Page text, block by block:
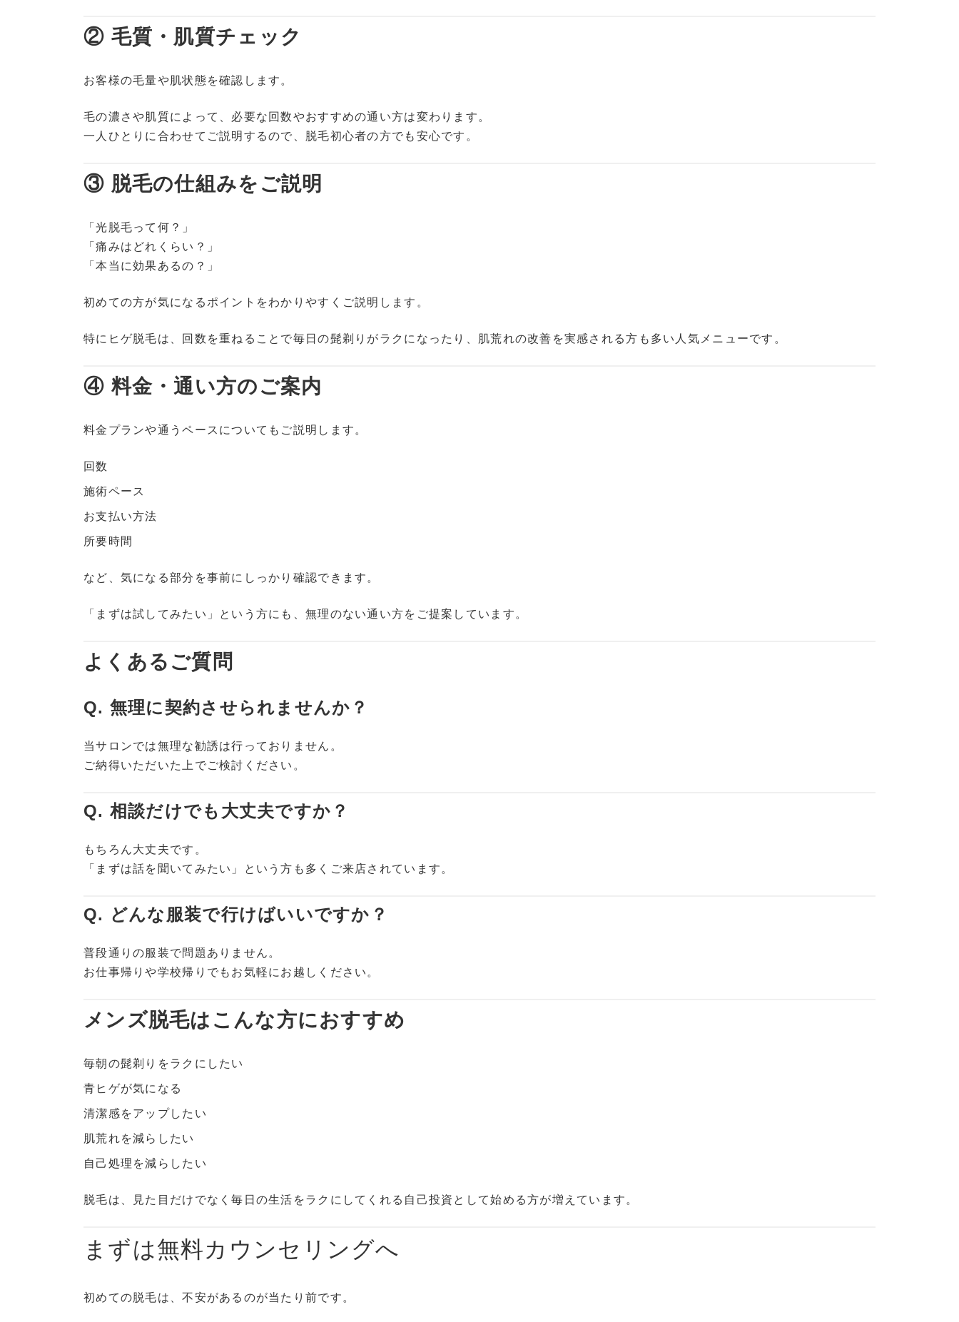
② 毛質・肌質チェック
お客様の毛量や肌状態を確認します。
毛の濃さや肌質によって、必要な回数やおすすめの通い方は変わります。
一人ひとりに合わせてご説明するので、脱毛初心者の方でも安心です。
③ 脱毛の仕組みをご説明
「光脱毛って何？」
「痛みはどれくらい？」
「本当に効果あるの？」
初めての方が気になるポイントをわかりやすくご説明します。
特にヒゲ脱毛は、回数を重ねることで毎日の髭剃りがラクになったり、肌荒れの改善を実感される方も多い人気メニューです。
④ 料金・通い方のご案内
料金プランや通うペースについてもご説明します。
回数
施術ペース
お支払い方法
所要時間
など、気になる部分を事前にしっかり確認できます。
「まずは試してみたい」という方にも、無理のない通い方をご提案しています。
よくあるご質問
Q. 無理に契約させられませんか？
当サロンでは無理な勧誘は行っておりません。
ご納得いただいた上でご検討ください。
Q. 相談だけでも大丈夫ですか？
もちろん大丈夫です。
「まずは話を聞いてみたい」という方も多くご来店されています。
Q. どんな服装で行けばいいですか？
普段通りの服装で問題ありません。
お仕事帰りや学校帰りでもお気軽にお越しください。
メンズ脱毛はこんな方におすすめ
毎朝の髭剃りをラクにしたい
青ヒゲが気になる
清潔感をアップしたい
肌荒れを減らしたい
自己処理を減らしたい
脱毛は、見た目だけでなく毎日の生活をラクにしてくれる自己投資として始める方が増えています。
まずは無料カウンセリングへ
初めての脱毛は、不安があるのが当たり前です。